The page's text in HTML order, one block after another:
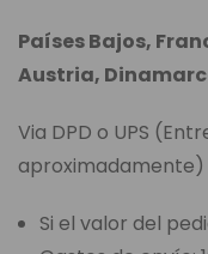
Países Bajos,
Austria,
Via DPD o UPS
aproximadamente)
Si el valor del